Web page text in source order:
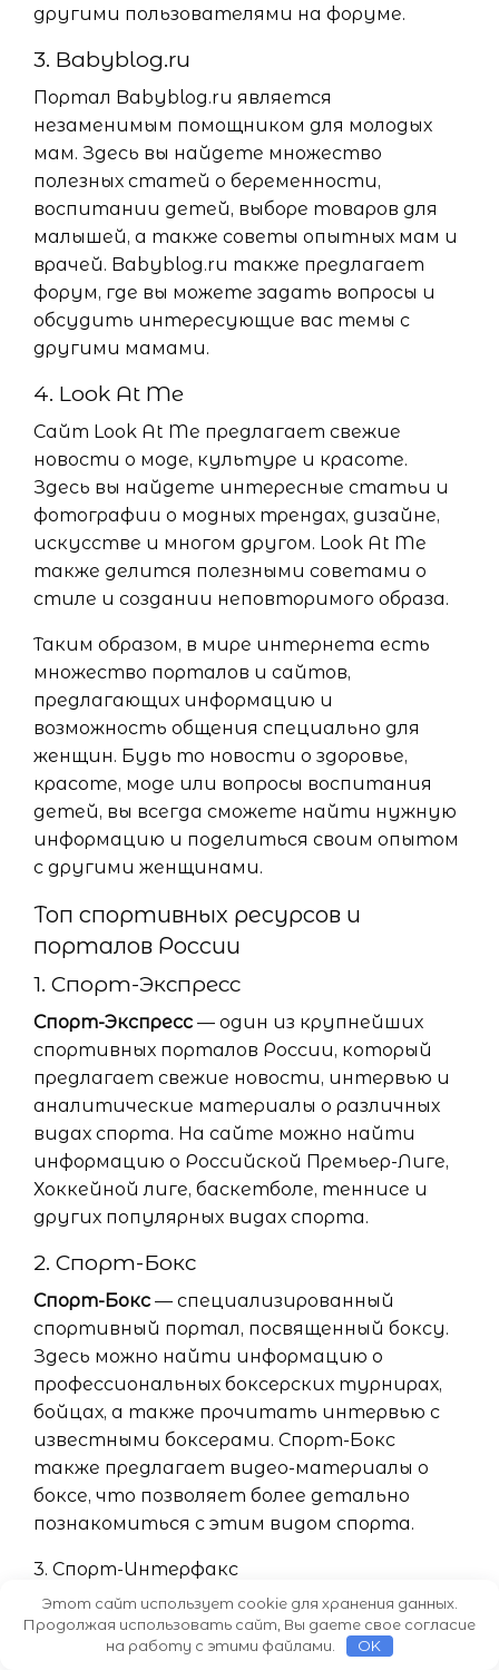
другими пользователями на форуме.
3. Babyblog.ru
Портал Babyblog.ru является
незаменимым помощником для молодых
мам. Здесь вы найдете множество
полезных статей о беременности,
воспитании детей, выборе товаров для
малышей, а также советы опытных мам и
врачей. Babyblog.ru также предлагает
форум, где вы можете задать вопросы и
обсудить интересующие вас темы с
другими мамами.
4. Look At Me
Сайт Look At Me предлагает свежие
новости о моде, культуре и красоте.
Здесь вы найдете интересные статьи и
фотографии о модных трендах, дизайне,
искусстве и многом другом. Look At Me
также делится полезными советами о
стиле и создании неповторимого образа.
Таким образом, в мире интернета есть
множество порталов и сайтов,
предлагающих информацию и
возможность общения специально для
женщин. Будь то новости о здоровье,
красоте, моде или вопросы воспитания
детей, вы всегда сможете найти нужную
информацию и поделиться своим опытом
с другими женщинами.
Топ спортивных ресурсов и
порталов России
1. Спорт-Экспресс
Спорт-Экспресс — один из крупнейших
спортивных порталов России, который
предлагает свежие новости, интервью и
аналитические материалы о различных
видах спорта. На сайте можно найти
информацию о Российской Премьер-Лиге,
Хоккейной лиге, баскетболе, теннисе и
других популярных видах спорта.
2. Спорт-Бокс
Спорт-Бокс — специализированный
спортивный портал, посвященный боксу.
Здесь можно найти информацию о
профессиональных боксерских турнирах,
бойцах, а также прочитать интервью с
известными боксерами. Спорт-Бокс
также предлагает видео-материалы о
боксе, что позволяет более детально
познакомиться с этим видом спорта.
3. Спорт-Интерфакс
Спорт-Интерфакс— еще один популярный
спортивный ресурс России, на котором
Этот сайт использует cookie для хранения данных.
Продолжая использовать сайт, Вы даете свое согласие
на работу с этими файлами.
OK